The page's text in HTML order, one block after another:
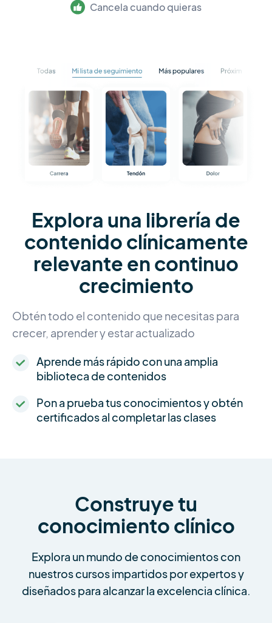
Cancela cuando quieras
Explora una librería de
contenido clínicamente
relevante en continuo
crecimiento
Obtén todo el contenido que necesitas para
crecer, aprender y estar actualizado
Aprende más rápido con una amplia
biblioteca de contenidos
Pon a prueba tus conocimientos y obtén
certificados al completar las clases
Construye tu
conocimiento clínico
Explora un mundo de conocimientos con
nuestros cursos impartidos por expertos y
diseñados para alcanzar la excelencia clínica.